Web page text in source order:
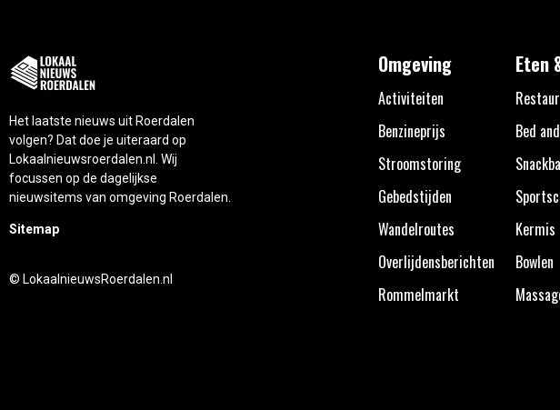
Het laatste nieuws uit Roerdalen
volgen? Dat doe je uiteraard op
Lokaalnieuwsroerdalen.nl. Wij
focussen op de dagelijkse
nieuwsitems van omgeving Roerdalen.
Sitemap
© LokaalnieuwsRoerdalen.nl
Omgeving
Activiteiten
Benzineprijs
Stroomstoring
Gebedstijden
Wandelroutes
Overlijdensberichten
Rommelmarkt
Eten
Bed
Kermis
Bowlen